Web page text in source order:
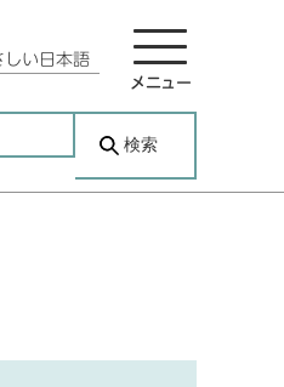
しい日本語
メニュー
検索